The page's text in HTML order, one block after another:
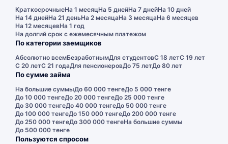
КраткосрочныеНа 1 месяцНа 5 днейНа 7 днейНа 10 дней
На 14 днейНа 21 деньНа 2 месяцаНа 3 месяцаНа 6 месяцев
На 12 месяцевНа 1 год
На долгий срок с ежемесячным платежом
По категории заемщиков
Абсолютно всемБезработнымДля студентовС 18 летС 19 лет
С 20 летС 21 годаДля пенсионеровДо 75 летДо 80 лет
По сумме займа
На большие суммыДо 60 000 тенгеДо 5 000 тенге
До 10 000 тенгеДо 20 000 тенгеДо 25 000 тенге
До 30 000 тенгеДо 40 000 тенгеДо 50 000 тенге
До 100 000 тенгеДо 150 000 тенгеДо 200 000 тенге
До 250 000 тенгеДо 300 000 тенгеНа большие суммы
До 500 000 тенге
Пользуются спросом